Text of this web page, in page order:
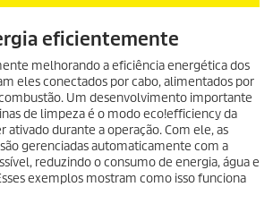
eficientemente
melhorando a eficiência energética dos
eles conectados por cabo, alimentados por
Um desenvolvimento importante
de limpeza é o modoeco!efficiencyda
ativado durante a operação. Com ele, as
gerenciadas automaticamente com a
reduzindo o consumo de energia, água e
exemplos mostram como isso funciona